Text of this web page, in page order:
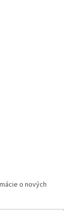
o nových